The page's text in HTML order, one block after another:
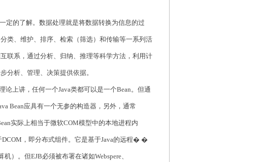
定的了解。数据处理就是将数据转换为信息的过
类、维护、排序、检索（筛选）和传输等一系列活
联系，通过分析、归纳、推理等科学方法，利用计
分析、管理、决策提供依据。
论上讲，任何一个Java类都可以是一个Bean。但通
Bean应具有一个无参的构造器，另外，通常
实际上相当于微软COM模型中的本地进程内
DCOM，即分布式组件。它是基于Java的远程� �
）。但EJB必须被布署在诸如Webspere、